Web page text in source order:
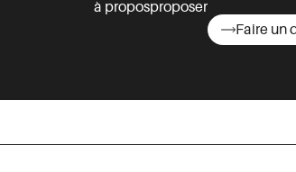
à proposproposer
Faire un